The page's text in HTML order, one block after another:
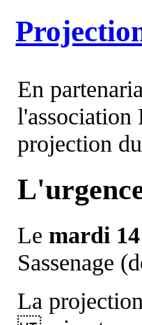
En
l'association
projection
Lemardi
Sassenage
La